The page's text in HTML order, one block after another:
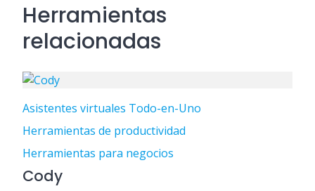
Herramientas
relacionadas
Asistentes virtuales Todo-en-Uno
Herramientas de productividad
Herramientas para negocios
Cody